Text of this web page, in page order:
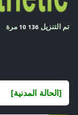
التخدير،
تم التنزيل 10 136 مرة
[الحالة المدنية]